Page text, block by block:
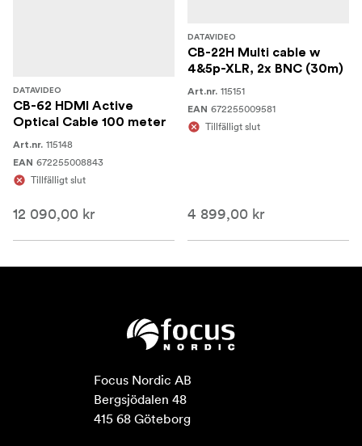
DATAVIDEO
CB-62 HDMI Active
Optical Cable 100 meter
Art.nr. 115148
EAN 672255008843
Tillfälligt slut
12 090,00 kr
DATAVIDEO
CB-22H Multi cable w
4&5p-XLR, 2x BNC (30m)
Art.nr. 115151
EAN 672255009581
Tillfälligt slut
4 899,00 kr
Focus Nordic AB
Bergsjödalen 48
415 68 Göteborg